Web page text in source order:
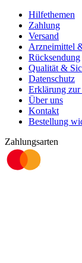
Hilfethemen
Zahlung
Versand
Arzneimittel
Rücksendung
Qualität &
Datenschutz
Erklärung
Über uns
Kontakt
Bestellung
Zahlungsarten